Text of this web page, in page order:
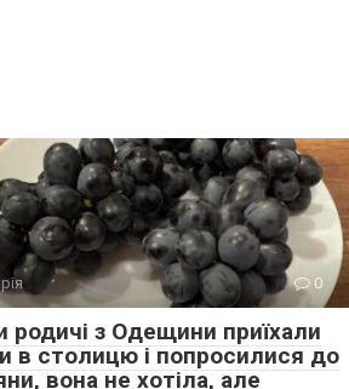
0
родичі з Одещини приїхали
в столицю і попросилися до
вона не хотіла, але